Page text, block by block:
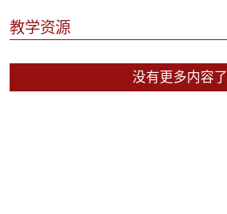
教学资源
没有更多内容了